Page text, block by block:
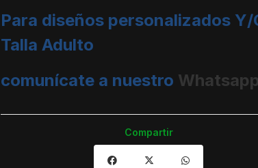
Para diseños personalizados Y/
Talla Adulto
comunícate a nuestro
Compartir